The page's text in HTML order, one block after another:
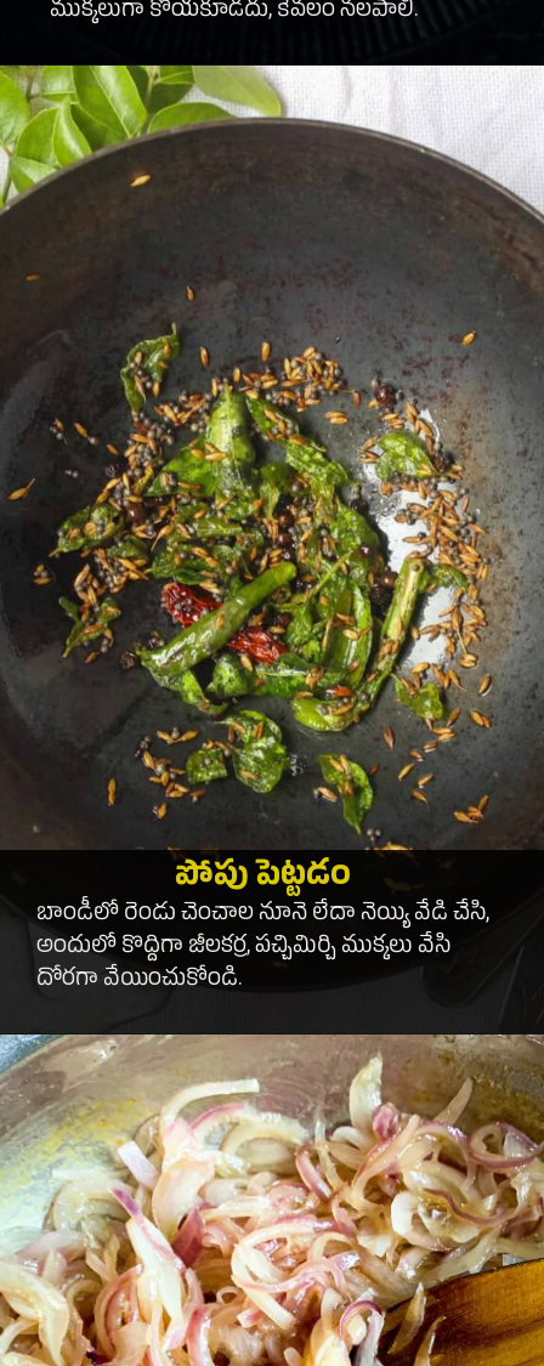
ముక్కలుగా కోయకూడదు, కేవలం నలపాలి.
బాండీలో రెండు చెంచాల నూనె లేదా నెయ్యి వేడి చేసి,
అందులో కొద్దిగా జీలకర్ర, పచ్చిమిర్చి ముక్కలు వేసి
దోరగా వేయించుకోండి.
పోపు పెట్టడం